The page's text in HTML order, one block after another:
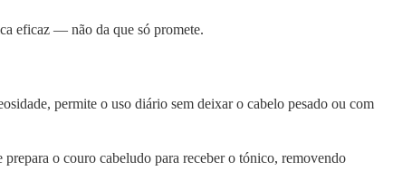
eficaz — não da que só promete.
permite o uso diário sem deixar o cabelo pesado ou com
o couro cabeludo para receber o tónico, removendo